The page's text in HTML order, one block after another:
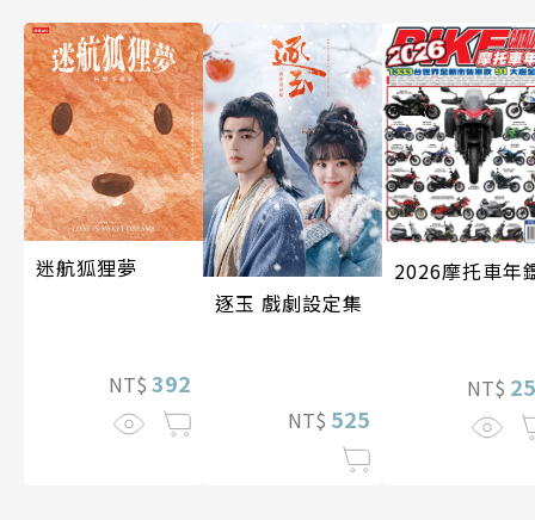
迷航狐狸夢
NT$ 392
逐玉 戲劇設定集
NT$ 525
2026摩托車年
NT$